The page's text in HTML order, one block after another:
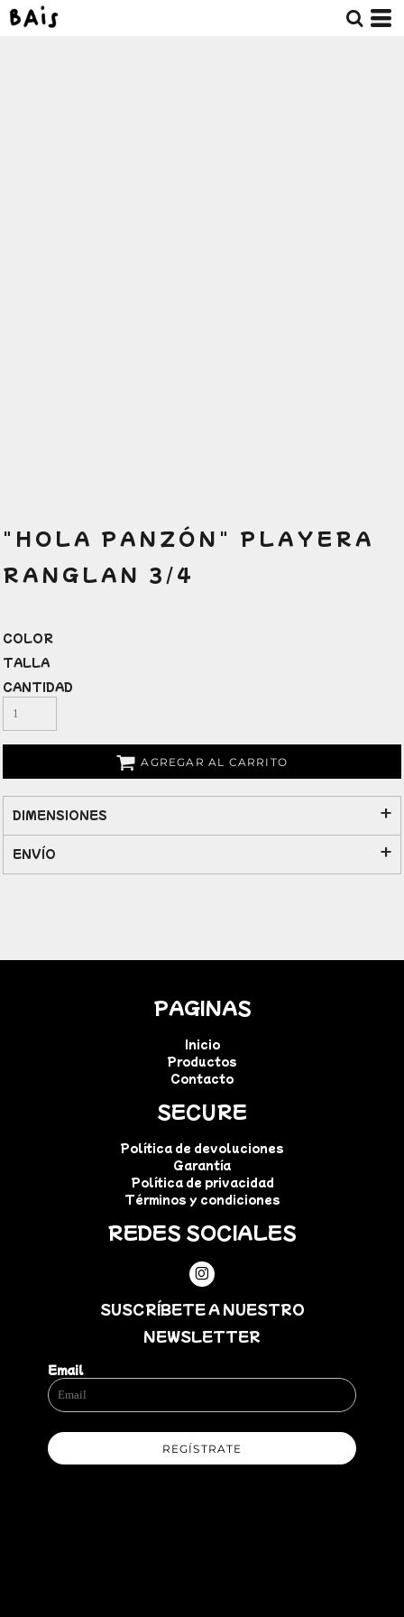
"HOLA PANZÓN" PLAYERA
RANGLAN 3/4
COLOR
TALLA
CANTIDAD
AGREGAR AL CARRITO
DIMENSIONES
ENVÍO
PAGINAS
Inicio
Productos
Contacto
SECURE
Política de devoluciones
Garantía
Política de privacidad
Términos y condiciones
REDES SOCIALES
SUSCRÍBETE A NUESTRO
NEWSLETTER
Email
REGÍSTRATE